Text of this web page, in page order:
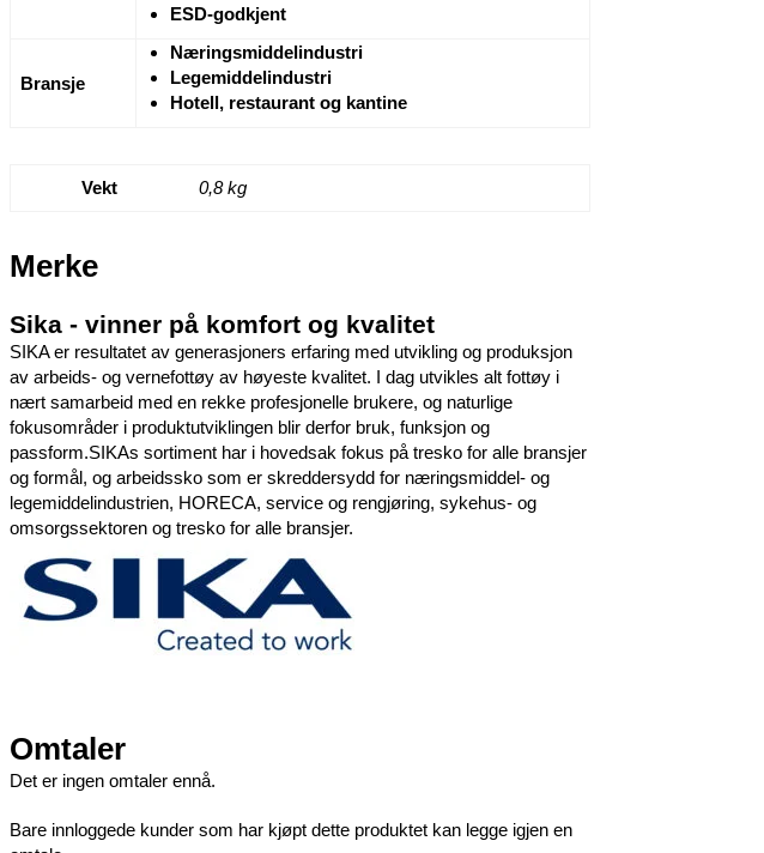
ESD-godkjent
Bransje
Næringsmiddelindustri
Legemiddelindustri
Hotell, restaurant og kantine
Vekt 0,8 kg
Merke
Sika - vinner på komfort og kvalitet
SIKA er resultatet av generasjoners erfaring med utvikling og produksjon
av arbeids- og vernefottøy av høyeste kvalitet. I dag utvikles alt fottøy i
nært samarbeid med en rekke profesjonelle brukere, og naturlige
fokusområder i produktutviklingen blir derfor bruk, funksjon og
passform.SIKAs sortiment har i hovedsak fokus på tresko for alle bransjer
og formål, og arbeidssko som er skreddersydd for næringsmiddel- og
legemiddelindustrien, HORECA, service og rengjøring, sykehus- og
omsorgssektoren og tresko for alle bransjer.
Omtaler
Det er ingen omtaler ennå.
Bare innloggede kunder som har kjøpt dette produktet kan legge igjen en